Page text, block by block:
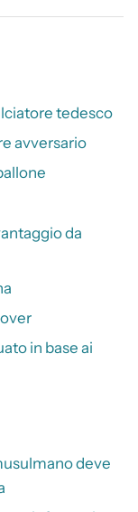
tedesco
avversario
da
in base ai
deve